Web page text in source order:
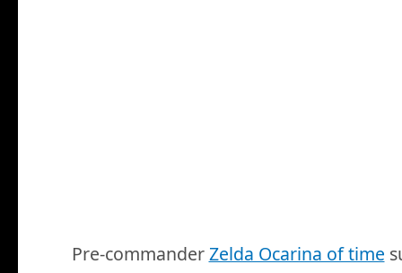
Pre-commanderZelda Ocarina of time